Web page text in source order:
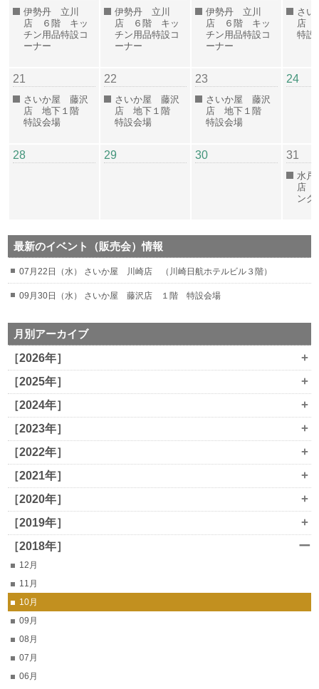
伊勢丹 立川
店 ６階 キッ
チン用品特設コ
ーナー
伊勢丹 立川
店 ６階 キッ
チン用品特設コ
ーナー
伊勢丹 立川
店 ６階 キッ
チン用品特設コ
ーナー
さ
店
特設
21
さいか屋 藤沢
店 地下１階
特設会場
22
さいか屋 藤沢
店 地下１階
特設会場
23
さいか屋 藤沢
店 地下１階
特設会場
24
28 29 30 31
水
店
ン
最新のイベント（販売会）情報
07月22日（水） さいか屋 川崎店 （川崎日航ホテルビル３階）
09月30日（水） さいか屋 藤沢店 １階 特設会場
月別アーカイブ
［2026年］
+
［2025年］ +
［2024年］ +
［2023年］ +
［2022年］ +
［2021年］ +
［2020年］ +
［2019年］ +
［2018年］ ー
12月
11月
10月
09月
08月
07月
06月